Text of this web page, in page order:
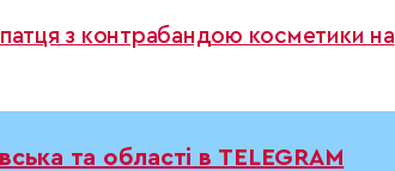
з контрабандою косметики на
та області в TELEGRAM